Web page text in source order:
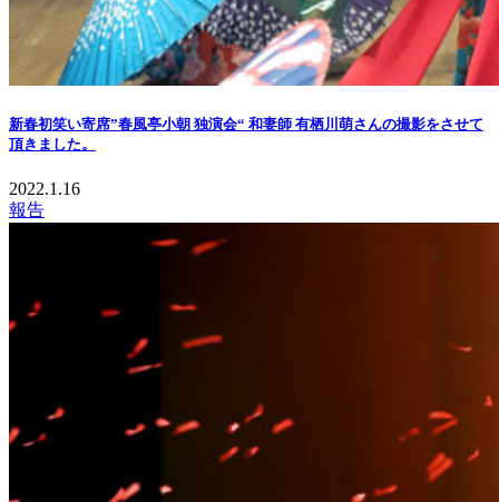
新春初笑い寄席”春風亭小朝 独演会“ 和妻師 有栖川萌さんの撮影をさせて
頂きました。
2022.1.16
報告